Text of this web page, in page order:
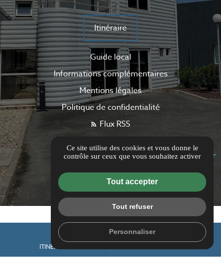
place
ITINÉRAIRE
Itinéraire
Guide local
Informations complémentaires
Mentions légales
Politique de confidentialité
Flux RSS
Ce site utilise des cookies et vous donne le
contrôle sur ceux que vous souhaitez activer
Tout accepter
Tout refuser
Personnaliser